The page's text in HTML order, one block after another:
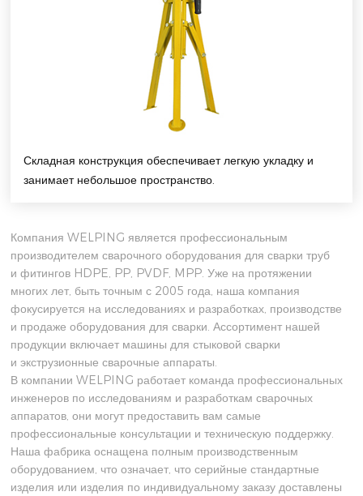
Складная конструкция обеспечивает легкую укладку и
занимает небольшое пространство.
Компания WELPING является профессиональным
производителем сварочного оборудования для сварки труб
и фитингов HDPE, PP, PVDF, MPP. Уже на протяжении
многих лет, быть точным с 2005 года, наша компания
фокусируется на исследованиях и разработках, производстве
и продаже оборудования для сварки. Ассортимент нашей
продукции включает машины для стыковой сварки
и экструзионные сварочные аппараты.
В компании WELPING работает команда профессиональных
инженеров по исследованиям и разработкам сварочных
аппаратов, они могут предоставить вам самые
профессиональные консультации и техническую поддержку.
Наша фабрика оснащена полным производственным
оборудованием, что означает, что серийные стандартные
изделия или изделия по индивидуальному заказу доставлены